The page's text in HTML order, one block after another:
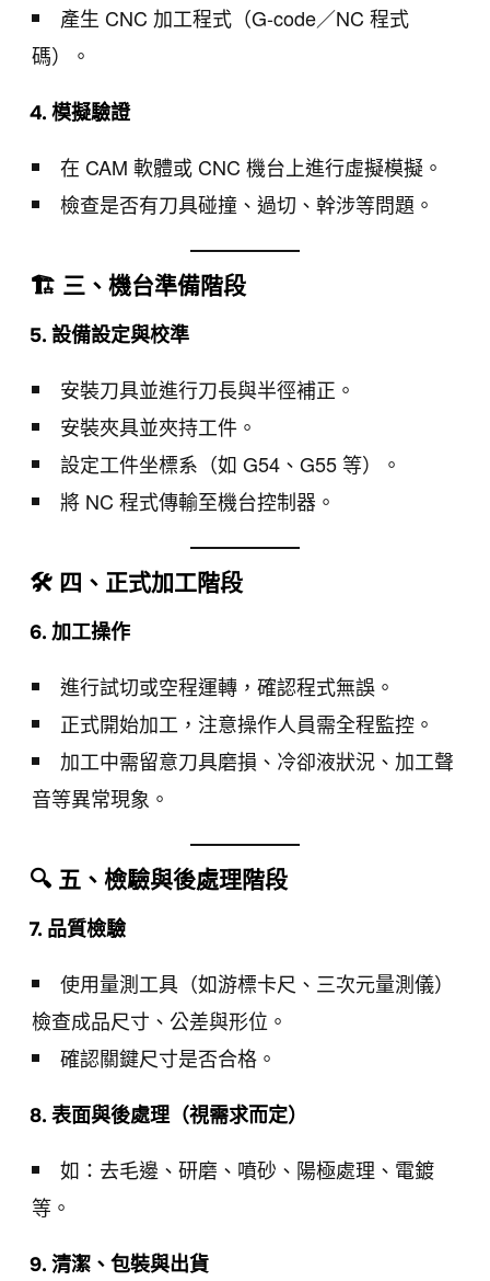
產生 CNC 加工程式（G-code／NC 程式
碼）。
4. 模擬驗證
在 CAM 軟體或 CNC 機台上進行虛擬模擬。
檢查是否有刀具碰撞、過切、幹涉等問題。
🏗️ 三、機台準備階段
5. 設備設定與校準
安裝刀具並進行刀長與半徑補正。
安裝夾具並夾持工件。
設定工件坐標系（如 G54、G55 等）。
將 NC 程式傳輸至機台控制器。
🛠️ 四、正式加工階段
6. 加工操作
進行試切或空程運轉，確認程式無誤。
正式開始加工，注意操作人員需全程監控。
加工中需留意刀具磨損、冷卻液狀況、加工聲
音等異常現象。
🔍 五、檢驗與後處理階段
7. 品質檢驗
使用量測工具（如游標卡尺、三次元量測儀）
檢查成品尺寸、公差與形位。
確認關鍵尺寸是否合格。
8. 表面與後處理（視需求而定）
如：去毛邊、研磨、噴砂、陽極處理、電鍍
等。
9. 清潔、包裝與出貨